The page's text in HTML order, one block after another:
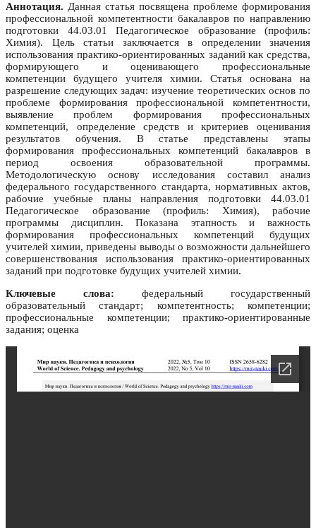
Аннотация. Данная статья посвящена проблеме формирования
профессиональной компетентности бакалавров по направлению
подготовки 44.03.01 Педагогическое образование (профиль:
Химия). Цель статьи заключается в определении значения
использования практико-ориентированных заданий как средства,
формирующего и оценивающего профессиональные
компетенции будущего учителя химии. Статья основана на
разрешение следующих задач: изучение теоретических основ по
проблеме формирования профессиональной компетентности,
выявление проблем формирования профессиональных
компетенций, определение средств и критериев оценивания
результатов обучения. В статье представлены этапы
формирования профессиональных компетенций бакалавров в
период освоения образовательной программы.
Методологическую основу исследования составил анализ
федерального государственного стандарта, нормативных актов,
рабочие учебные планы направления подготовки 44.03.01
Педагогическое образование (профиль: Химия), рабочие
программы дисциплин. Показана этапность и важность
формирования профессиональных компетенций будущих
учителей химии, приведены выводы о возможности дальнейшего
совершенствования использования практико-ориентированных
заданий при подготовке будущих учителей химии.
Ключевые слова: федеральный государственный
образовательный стандарт; компетентность; компетенции;
профессиональные компетенции; практико-ориентированные
задания; оценка